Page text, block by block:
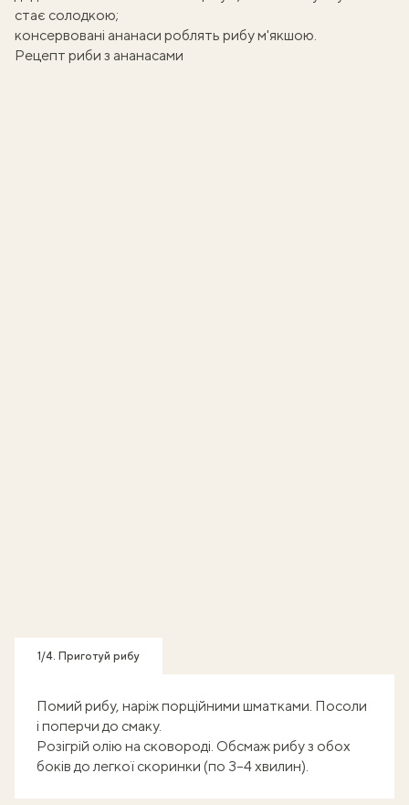
стає солодкою;
консервовані ананаси роблять рибу м'якшою.
Рецепт риби з ананасами
1/4. Приготуй рибу
Помий рибу, наріж порційними шматками. Посоли
і поперчи до смаку.
Розігрій олію на сковороді. Обсмаж рибу з обох
боків до легкої скоринки (по 3–4 хвилин).